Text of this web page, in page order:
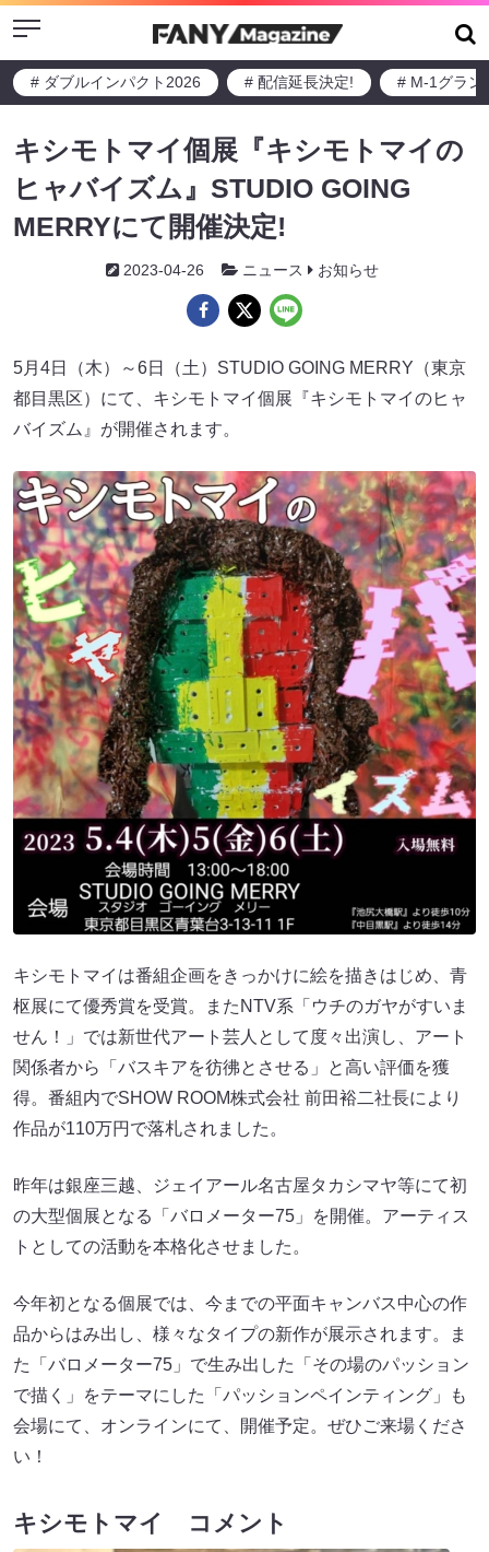
Menu
# ダブルインパクト2026 # 配信延長決定! # M-1グラン
キシモトマイ個展『キシモトマイの
ヒャバイズム』STUDIO GOING
MERRYにて開催決定!
2023-04-26 ニュース お知らせ
5月4日（木）～6日（土）STUDIO GOING MERRY（東京
都目黒区）にて、キシモトマイ個展『キシモトマイのヒャ
バイズム』が開催されます。
キシモトマイは番組企画をきっかけに絵を描きはじめ、青
枢展にて優秀賞を受賞。またNTV系「ウチのガヤがすいま
せん！」では新世代アート芸人として度々出演し、アート
関係者から「バスキアを彷彿とさせる」と高い評価を獲
得。番組内でSHOW ROOM株式会社 前田裕二社長により
作品が110万円で落札されました。
昨年は銀座三越、ジェイアール名古屋タカシマヤ等にて初
の大型個展となる「バロメーター75」を開催。アーティス
トとしての活動を本格化させました。
今年初となる個展では、今までの平面キャンバス中心の作
品からはみ出し、様々なタイプの新作が展示されます。ま
た「バロメーター75」で生み出した「その場のパッション
で描く」をテーマにした「パッションペインティング」も
会場にて、オンラインにて、開催予定。ぜひご来場くださ
い！
キシモトマイ コメント